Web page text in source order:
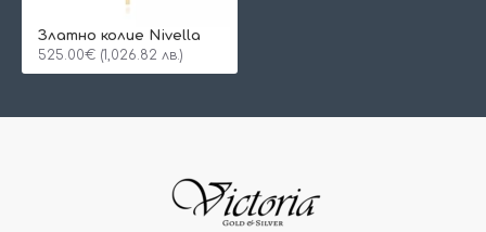
Златно колие Nivella
525.00€ (1,026.82 лв.)